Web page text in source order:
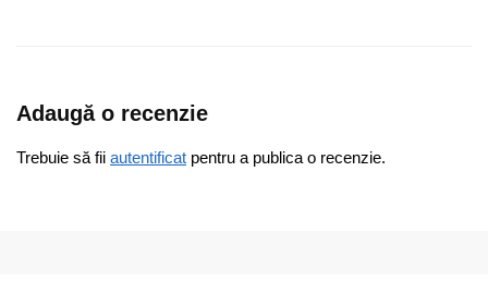
Adaugă o recenzie
Trebuie să fii autentificat pentru a publica o recenzie.